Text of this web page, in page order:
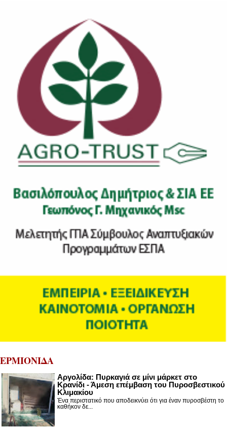
ΕΡΜΙΟΝΙΔΑ
Αργολίδα: Πυρκαγιά σε μίνι μάρκετ στο
Κρανίδι - Άμεση επέμβαση του Πυροσβεστικού
Κλιμακίου
Ένα περιστατικό που αποδεικνύει ότι για έναν πυροσβέστη το
καθήκον δε...